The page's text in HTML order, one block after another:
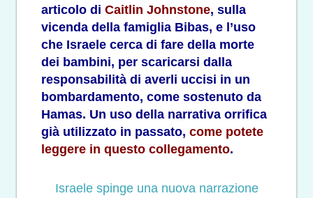
articolo di Caitlin Johnstone, sulla
vicenda della famiglia Bibas, e l’uso
che Israele cerca di fare della morte
dei bambini, per scaricarsi dalla
responsabilità di averli uccisi in un
bombardamento, come sostenuto da
Hamas. Un uso della narrativa orrifica
già utilizzato in passato, come potete
leggere in questo collegamento.
Israele spinge una nuova narrazione